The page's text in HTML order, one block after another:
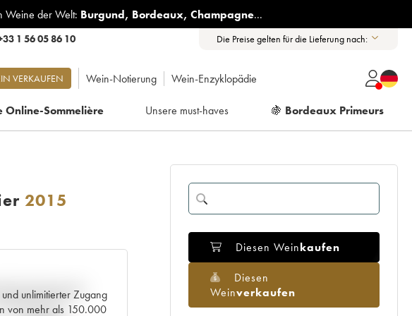
Weine der Welt: Burgund, Bordeaux, Champagne...
1 56 05 86 10 Die Preise gelten für die Lieferung nach:
VERKAUFEN Wein-Notierung Wein-Enzyklopädie
Online-Sommelière Unsere must-haves 🍇 Bordeaux Primeurs
2015
unlimitierter Zugang
von mehr als 150.000
Entwicklung der
Preisnotierung
Diesen Weinkaufen
Diesen
Weinverkaufen